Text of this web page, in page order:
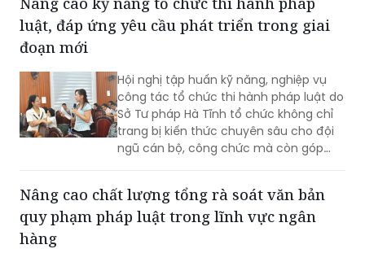
luật, đáp ứng yêu cầu phát triển trong giai
đoạn mới
Hội nghị tập huấn kỹ năng, nghiệp vụ
công tác tổ chức thi hành pháp luật do
Sở Tư pháp Hà Tĩnh tổ chức không chỉ
trang bị kiến thức chuyên sâu cho đội
ngũ cán bộ, công chức mà còn góp
pháp luật, đáp ứng yêu cầu đổi mới
công tác xây dựng và thi hành pháp
Nâng cao chất lượng tổng rà soát văn bản
quy phạm pháp luật trong lĩnh vực ngân
hàng